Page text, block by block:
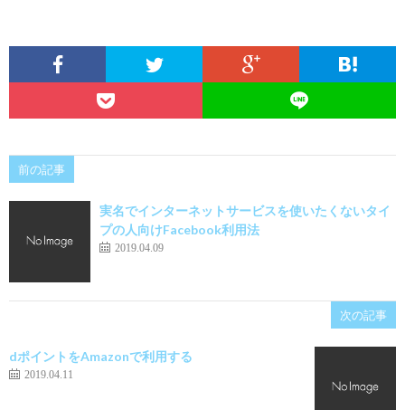
前の記事
実名でインターネットサービスを使いたくないタイ
プの人向けFacebook利用法
2019.04.09
次の記事
dポイントをAmazonで利用する
2019.04.11